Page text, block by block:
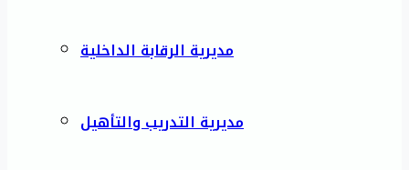
مديرية الرقابة الداخلية
مديرية التدريب والتأهيل